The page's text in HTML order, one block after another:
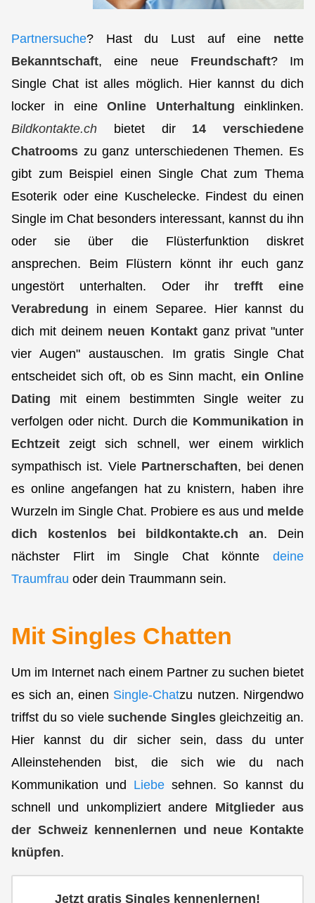
Partnersuche? Hast du Lust auf eine nette
Bekanntschaft, eine neue Freundschaft? Im
Single Chat ist alles möglich. Hier kannst du dich
locker in eineOnline Unterhaltung einklinken.
Bildkontakte.ch bietet dir 14 verschiedene
Chatrooms zu ganz unterschiedenen Themen. Es
gibt zum Beispiel einen Single Chat zum Thema
Esoterik oder eine Kuschelecke. Findest du einen
Single im Chat besonders interessant, kannst du ihn
oder sie über die Flüsterfunktion diskret
ansprechen. Beim Flüstern könnt ihr euch ganz
ungestört unterhalten. Oder ihrtrefft eine
Verabredung in einem Separee. Hier kannst du
dich mit deinem neuen Kontaktganz privat "unter
vier Augen" austauschen. Im gratis Single Chat
entscheidet sich oft, ob es Sinn macht, ein Online
Dating mit einem bestimmten Single weiter zu
verfolgen oder nicht. Durch die Kommunikation in
Echtzeit zeigt sich schnell, wer einem wirklich
sympathisch ist. Viele Partnerschaften, bei denen
es online angefangen hat zu knistern, haben ihre
Wurzeln im Single Chat. Probiere es aus und melde
dich kostenlos bei bildkontakte.ch an. Dein
nächster Flirt im Single Chat könnte deine
Traumfrau oder dein Traummann sein.
Mit Singles Chatten
Um im Internet nach einem Partner zu suchen bietet
es sich an, einen Single-Chatzu nutzen. Nirgendwo
triffst du so vielesuchende Singlesgleichzeitig an.
Hier kannst du dir sicher sein, dass du unter
Alleinstehenden bist, die sich wie du nach
Kommunikation und Liebesehnen. So kannst du
schnell und unkompliziert andere Mitglieder aus
der Schweiz kennenlernen und neue Kontakte
knüpfen.
Jetzt gratis Singles kennenlernen!